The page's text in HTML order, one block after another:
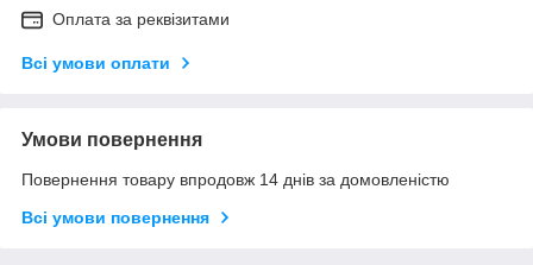
Оплата за реквізитами
Всі умови оплати
Умови повернення
Повернення товару впродовж 14 днів за домовленістю
Всі умови повернення